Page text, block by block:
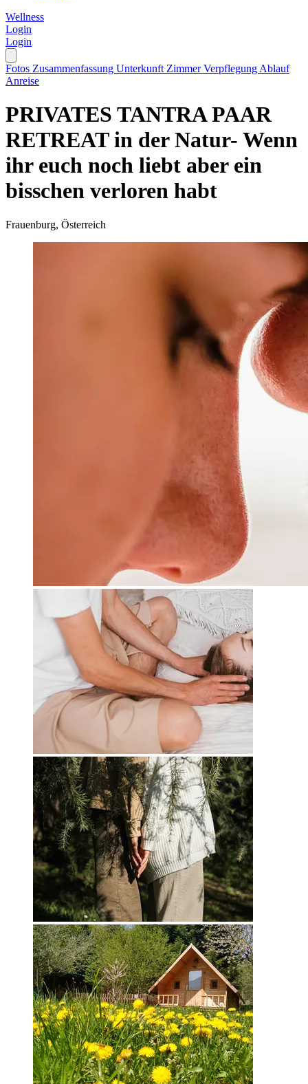
Wellness
Login
Login
Fotos Zusammenfassung Unterkunft ZimmerVerpflegung Ablauf
Anreise
PRIVATES TANTRA PAAR
RETREAT in der Natur- Wenn
ihr euch noch liebt aber ein
bisschen verloren habt
Frauenburg, Österreich